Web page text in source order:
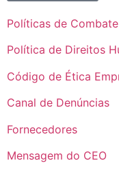
Políticas de
Política de Direitos
Código de Ética
Canal de Denúncias
Fornecedores
Mensagem do CEO